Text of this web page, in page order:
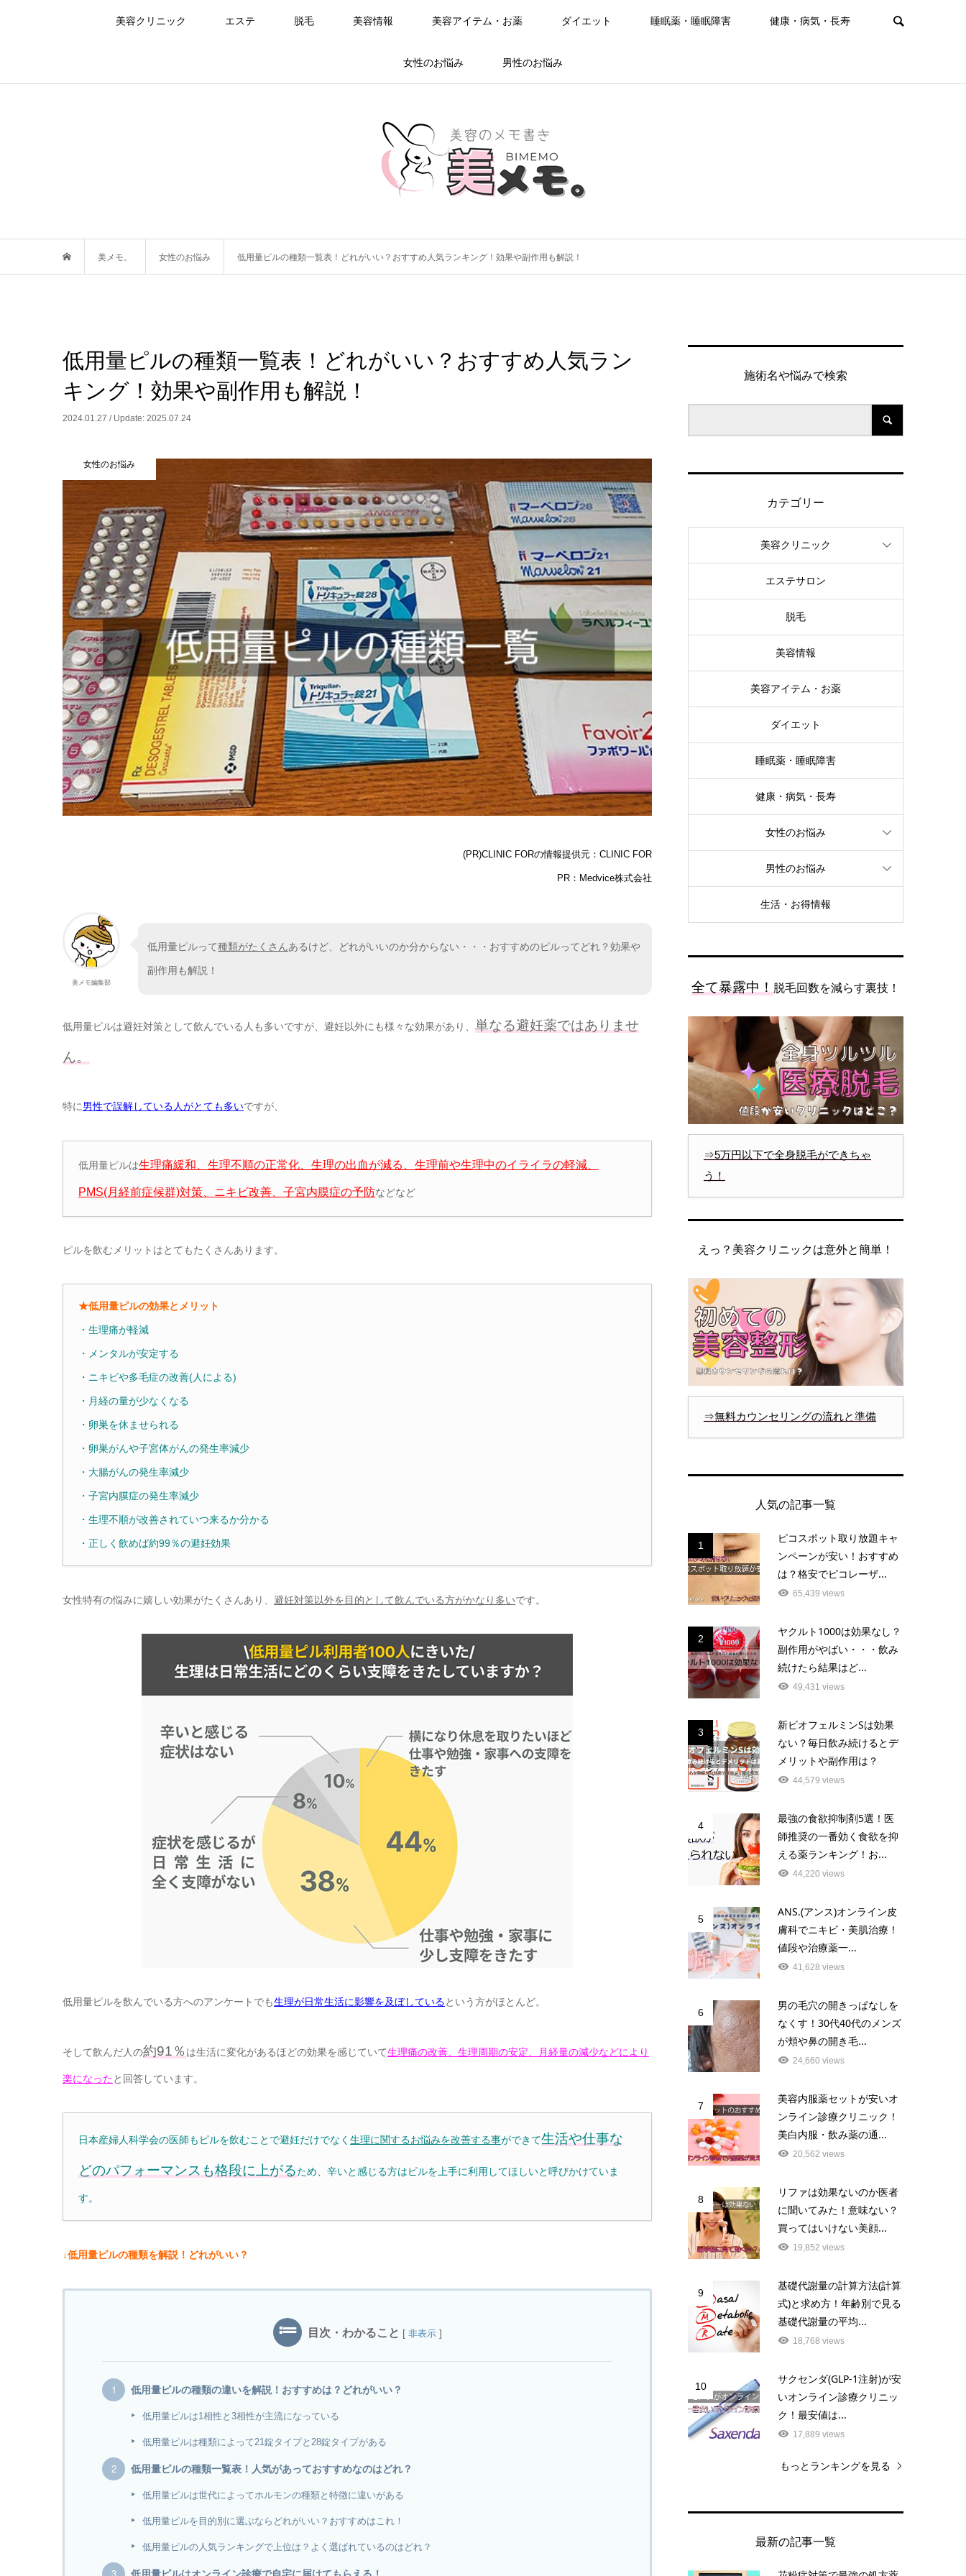
美容クリニック エステ 脱毛 美容情報 美容アイテム・お薬 ダイエット 睡眠薬・睡眠障害 健康・病気・長寿
女性のお悩み 男性のお悩み
美メモ。 女性のお悩み 低用量ピルの種類一覧表！どれがいい？おすすめ人気ランキング！効果や副作用も解説！
低用量ピルの種類一覧表！どれがいい？おすすめ人気ラン
キング！効果や副作用も解説！
2024.01.27 / Update: 2025.07.24
女性のお悩み
(PR)CLINIC FORの情報提供元：CLINIC FOR
PR：Medvice株式会社
美メモ編集部
低用量ピルって種類がたくさんあるけど、どれがいいのか分からない・・・おすすめのピルってどれ？効果や
副作用も解説！
低用量ピルは避妊対策として飲んでいる人も多いですが、避妊以外にも様々な効果があり、 単なる避妊薬ではありませ
ん。
特に男性で誤解している人がとても多いですが、
低用量ピルは生理痛緩和、生理不順の正常化、生理の出血が減る、生理前や生理中のイライラの軽減、
PMS(月経前症候群)対策、ニキビ改善、子宮内膜症の予防などなど
ピルを飲むメリットはとてもたくさんあります。
★低用量ピルの効果とメリット
・生理痛が軽減
・メンタルが安定する
・ニキビや多毛症の改善(人による)
・月経の量が少なくなる
・卵巣を休ませられる
・卵巣がんや子宮体がんの発生率減少
・大腸がんの発生率減少
・子宮内膜症の発生率減少
・生理不順が改善されていつ来るか分かる
・正しく飲めば約99％の避妊効果
女性特有の悩みに嬉しい効果がたくさんあり、 避妊対策以外を目的として飲んでいる方がかなり多いです。
低用量ピルを飲んでいる方へのアンケートでも生理が日常生活に影響を及ぼしているという方がほとんど。
そして飲んだ人の約91％ は生活に変化があるほどの効果を感じていて生理痛の改善、生理周期の安定、月経量の減少などにより
楽になったと回答しています。
日本産婦人科学会の医師もピルを飲むことで避妊だけでなく 生理に関するお悩みを改善する事ができて⽣活や仕事な
どのパフォーマンスも格段に上がるため、辛いと感じる方はピルを上⼿に利⽤してほしいと呼びかけていま
す。
↓低用量ピルの種類を解説！どれがいい？
目次・わかること [ 非表示 ]
低用量ピルの種類の違いを解説！おすすめは？どれがいい？
低用量ピルは1相性と3相性が主流になっている
低用量ピルは種類によって21錠タイプと28錠タイプがある
低用量ピルの種類一覧表！人気があっておすすめなのはどれ？
低用量ピルは世代によってホルモンの種類と特徴に違いがある
低用量ピルを目的別に選ぶならどれがいい？おすすめはこれ！
低用量ピルの人気ランキングで上位は？よく選ばれているのはどれ？
施術名や悩みで検索
カテゴリー
美容クリニック
エステサロン
脱毛
美容情報
美容アイテム・お薬
ダイエット
睡眠薬・睡眠障害
健康・病気・長寿
女性のお悩み
男性のお悩み
生活・お得情報
全て暴露中！ 脱毛回数を減らす裏技！
⇒5万円以下で全身脱毛ができちゃ
う！
えっ？美容クリニックは意外と簡単！
⇒無料カウンセリングの流れと準備
人気の記事一覧
1
ピコスポット取り放題キャ
ンペーンが安い！おすすめ
は？格安でピコレーザ...
65,439 views
2
ヤクルト1000は効果なし？
副作用がやばい・・・飲み
続けたら結果はど...
49,431 views
3
新ビオフェルミンSは効果
ない？毎日飲み続けるとデ
メリットや副作用は？
44,579 views
4
最強の食欲抑制剤5選！医
師推奨の一番効く食欲を抑
える薬ランキング！お...
44,220 views
5
ANS.(アンス)オンライン皮
膚科でニキビ・美肌治療！
値段や治療薬一...
41,628 views
6
男の毛穴の開きっぱなしを
なくす！30代40代のメンズ
が頬や鼻の開き毛...
24,660 views
7
美容内服薬セットが安いオ
ンライン診療クリニック！
美白内服・飲み薬の通...
20,562 views
8
リファは効果ないのか医者
に聞いてみた！意味ない？
買ってはいけない美顔...
19,852 views
9
基礎代謝量の計算方法(計算
式)と求め方！年齢別で見る
基礎代謝量の平均...
18,768 views
10
サクセンダ(GLP-1注射)が安
いオンライン診療クリニッ
ク！最安値は...
17,889 views
もっとランキングを見る
最新の記事一覧